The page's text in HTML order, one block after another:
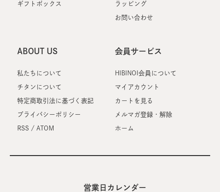
ギフトボックス ラッピング
お問い合わせ
ABOUT US
私たちについて
チタンについて
特定商取引法に基づく表記
プライバシーポリシー
RSS / ATOM
会員サービス
HIBINOI会員について
マイアカウント
カートを見る
メルマガ登録・解除
ホーム
営業日カレンダー